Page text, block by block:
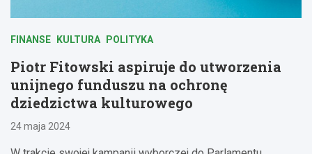
FINANSE KULTURA POLITYKA
Piotr Fitowski aspiruje do utworzenia
unijnego funduszu na ochronę
dziedzictwa kulturowego
24 maja 2024